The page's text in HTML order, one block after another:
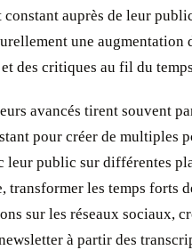
constant auprès de leur
une augmentation
des critiques au fil du
avancés tirent souvent
pour créer de multiples
leur public sur différentes
transformer les temps forts
sur les réseaux sociaux,
à partir des